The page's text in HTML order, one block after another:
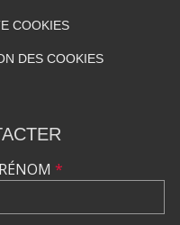
COOKIES
DES COOKIES
*